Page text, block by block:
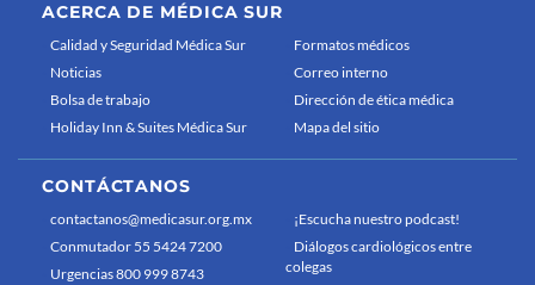
ACERCA DE MÉDICA SUR
Calidad y Seguridad Médica Sur
Noticias
Bolsa de trabajo
Holiday Inn & Suites Médica Sur
Formatos médicos
Correo interno
Dirección de ética médica
Mapa del sitio
CONTÁCTANOS
contactanos@medicasur.org.mx
Conmutador 55 5424 7200
Urgencias 800 999 8743
¡Escucha nuestro podcast!
Diálogos cardiológicos entre
colegas